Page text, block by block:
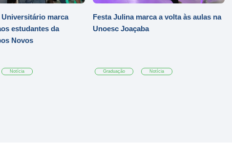
marca
estudantes da
Novos
Notícia
Festa Julina marca a volta às aulas na
Unoesc Joaçaba
Graduação Notícia